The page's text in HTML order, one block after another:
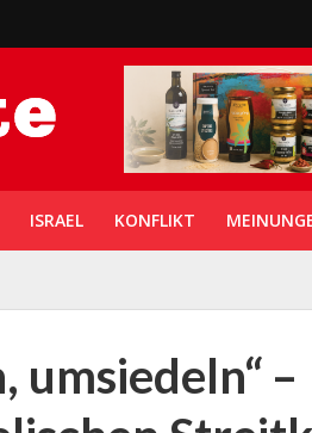
ISRAEL KONFLIKT
umsiedeln“ –